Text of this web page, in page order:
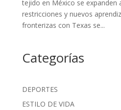
tejido en México se expanden
restricciones y nuevos
fronterizas con Texas se...
Categorías
DEPORTES
ESTILO DE VIDA